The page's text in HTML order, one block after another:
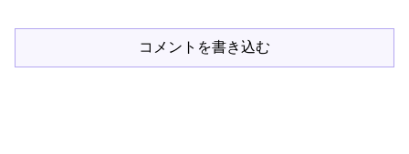
コメントを書き込む